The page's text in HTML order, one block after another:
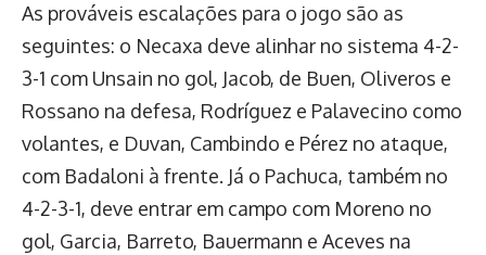
As prováveis escalações para o jogo são as
seguintes: o Necaxa deve alinhar no sistema 4-2-
3-1 com Unsain no gol, Jacob, de Buen, Oliveros e
Rossano na defesa, Rodríguez e Palavecino como
volantes, e Duvan, Cambindo e Pérez no ataque,
com Badaloni à frente. Já o Pachuca, também no
4-2-3-1, deve entrar em campo com Moreno no
gol, Garcia, Barreto, Bauermann e Aceves na